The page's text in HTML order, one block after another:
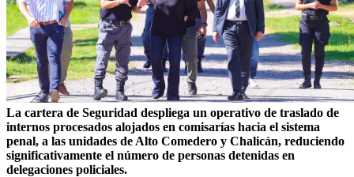
La cartera de Seguridad despliega un operativo de traslado de
internos procesados alojados en comisarías hacia el sistema
penal, a las unidades de Alto Comedero y Chalicán, reduciendo
significativamente el número de personas detenidas en
delegaciones policiales.